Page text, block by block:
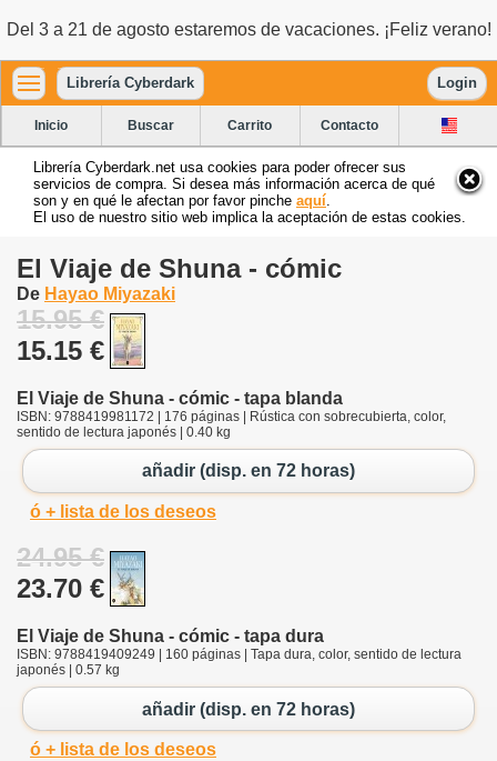
Del 3 a 21 de agosto estaremos de vacaciones. ¡Feliz verano!
Librería Cyberdark Login
Inicio Buscar Carrito Contacto
Librería Cyberdark.net usa cookies para poder ofrecer sus
servicios de compra. Si desea más información acerca de qué
son y en qué le afectan por favor pinche aquí
El uso de nuestro sitio web implica la aceptación de estas cookies.
El Viaje de Shuna - cómic
De Hayao Miyazaki
15.95 €
15.15 €
El Viaje de Shuna - cómic - tapa blanda
ISBN: 9788419981172 | 176 páginas | Rústica con sobrecubierta, color,
sentido de lectura japonés | 0.40 kg
añadir (disp. en 72 horas)
ó + lista de los deseos
24.95 €
23.70 €
El Viaje de Shuna - cómic - tapa dura
ISBN: 9788419409249 | 160 páginas | Tapa dura, color, sentido de lectura
japonés | 0.57 kg
añadir (disp. en 72 horas)
ó + lista de los deseos